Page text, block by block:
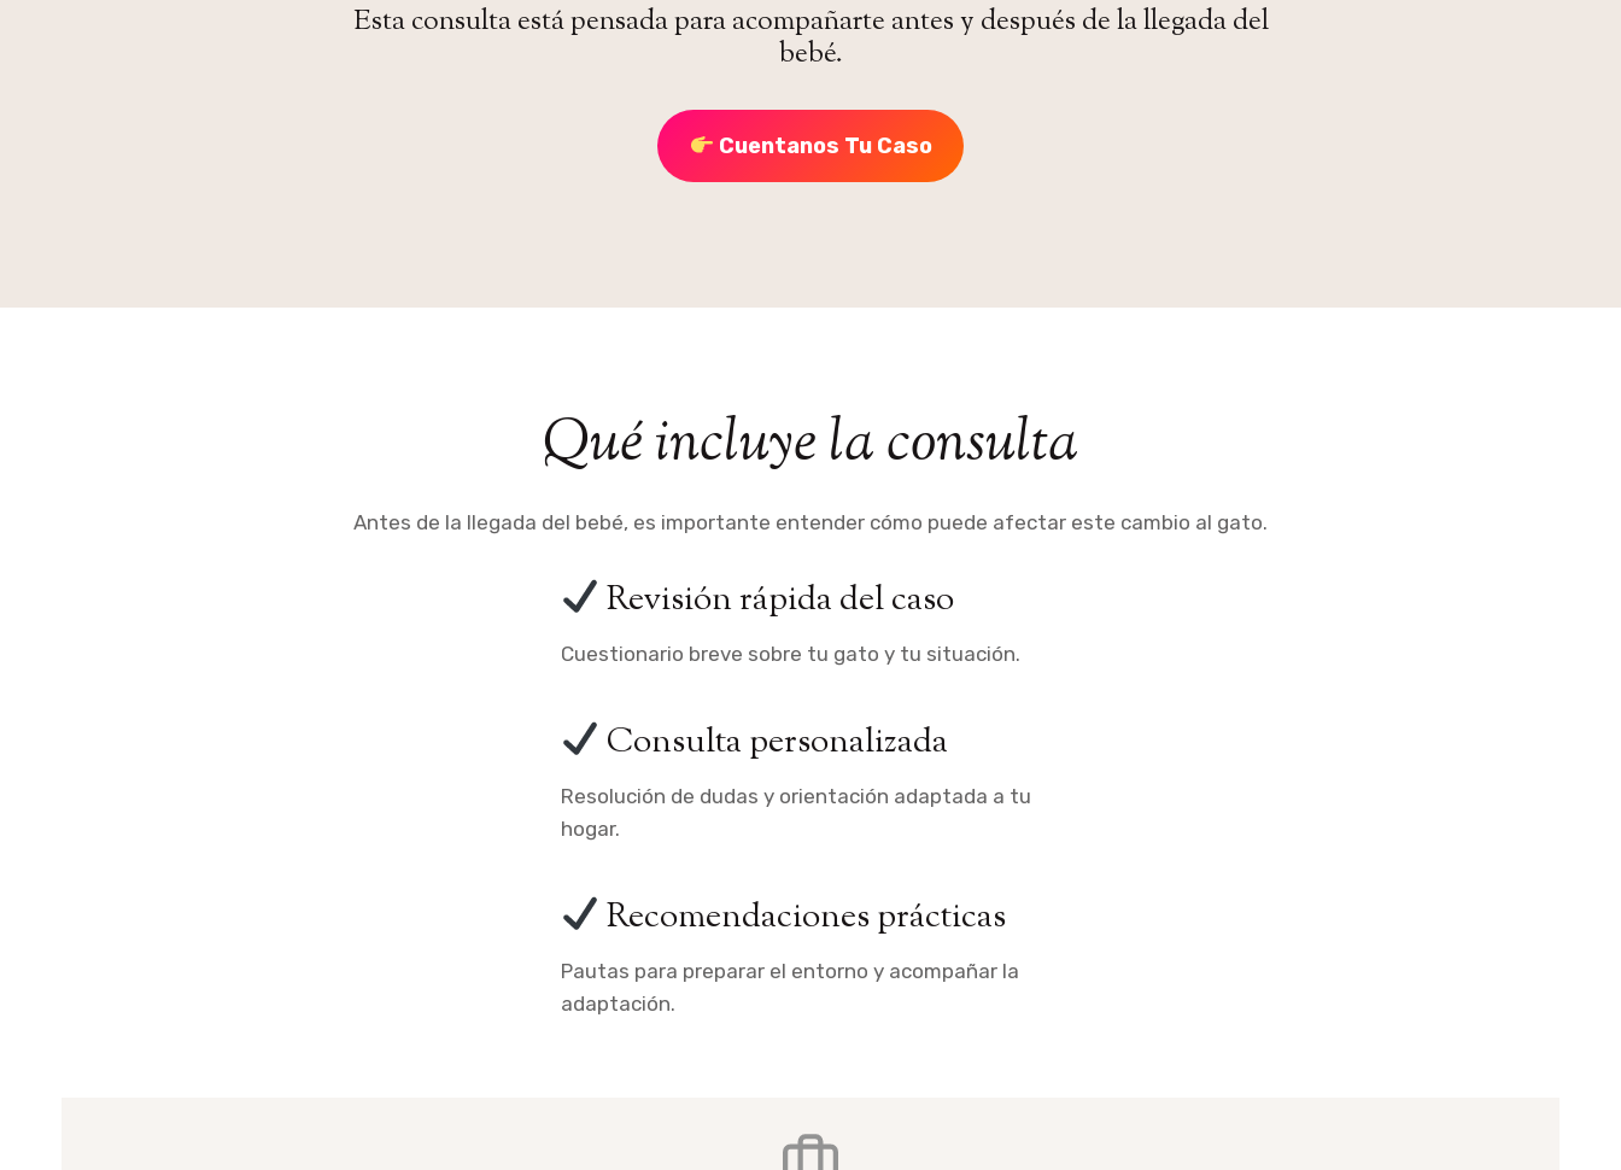
Esta consulta está pensada para acompañarte antes y después de la llegada del
bebé.
Cuentanos Tu Caso
Qué incluye la consulta
Antes de la llegada del bebé, es importante entender cómo puede afectar este cambio al gato.
​ Revisión rápida del caso
Cuestionario breve sobre tu gato y tu situación.
​ Consulta personalizada
Resolución de dudas y orientación adaptada a tu
hogar.
​ Recomendaciones prácticas
Pautas para preparar el entorno y acompañar la
adaptación.